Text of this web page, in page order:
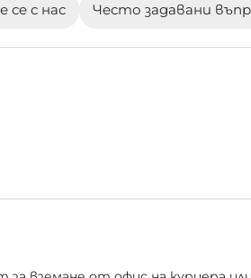
се с нас Често задавани